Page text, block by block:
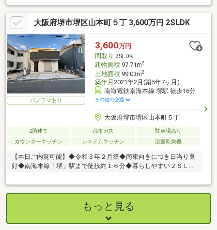
ウンターシステムキッチン採用！3口コンロ付きでお料理も快適、
家事動線にも配慮された設計です。・ウォークインクローゼット
やルーフバルコニー付きで収納力・開放感ともに良好！各居室に
収納スペースを確保しています。・トイレ2ヶ所、温水洗浄便座、
エアコン付きなど暮らしを快適にする設備も充実！室内丁寧にお
使いです。・三宝公園約260m、堺市立三宝小学校約700m、月州
中学校約850mと子育て世帯にも嬉しい住環境！
大阪府堺市堺区山本町５丁 3,600万円 2SLDK
パノラマあり
3,600万円
間取り 2SLDK
建物面積97.71m2
土地面積99.03m2
築年月 2021年2月(築5年7ヶ月)
南海電鉄南海本線 堺駅 徒歩16分
その他の交通
大阪府堺市堺区山本町５丁
2階建て 都市ガス
駐車場あり
カウンターキッチン
システムキッチン 浴室乾燥機
【本日ご内覧可能】◆令和３年２月築◆南東向きにつき日当り良
好◆南海本線「堺」駅まで徒歩約１６分◆暮らしやすい２ＳＬＤ
もっと見る